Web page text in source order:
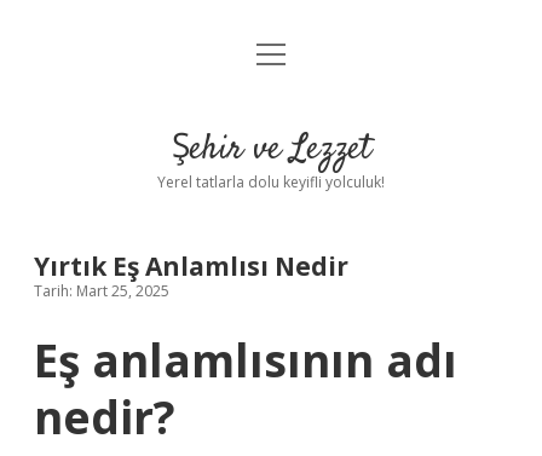
Anasayfa
Yasal Uyarı
menüyü
Şehir ve Lezzet
Yerel tatlarla dolu keyifli yolculuk!
Yırtık Eş Anlamlısı Nedir
Tarih: Mart 25, 2025
Eş anlamlısının adı
nedir?